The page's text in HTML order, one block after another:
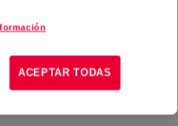
developed for prototype design
ACEPTAR TODAS